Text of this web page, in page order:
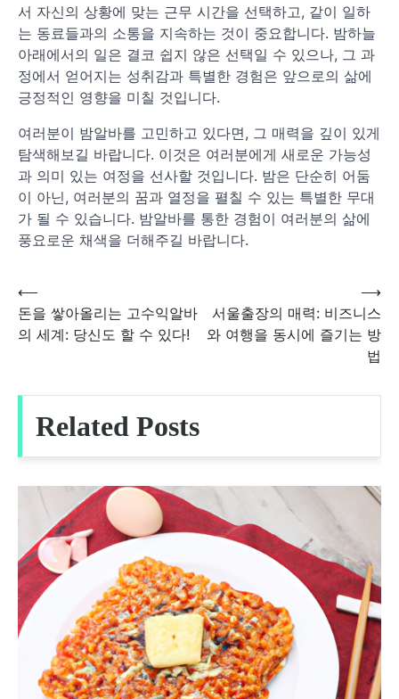
서 자신의 상황에 맞는 근무 시간을 선택하고, 같이 일하
는 동료들과의 소통을 지속하는 것이 중요합니다. 밤하늘
아래에서의 일은 결코 쉽지 않은 선택일 수 있으나, 그 과
정에서 얻어지는 성취감과 특별한 경험은 앞으로의 삶에
긍정적인 영향을 미칠 것입니다.
여러분이 밤알바를 고민하고 있다면, 그 매력을 깊이 있게
탐색해보길 바랍니다. 이것은 여러분에게 새로운 가능성
과 의미 있는 여정을 선사할 것입니다. 밤은 단순히 어둠
이 아닌, 여러분의 꿈과 열정을 펼칠 수 있는 특별한 무대
가 될 수 있습니다. 밤알바를 통한 경험이 여러분의 삶에
풍요로운 채색을 더해주길 바랍니다.
글
색
⟵
돈을 쌓아올리는 고수익알바
의 세계: 당신도 할 수 있다!
서울출장의 매력: 비즈니스
와 여행을 동시에 즐기는 방
법
⟶
Related Posts